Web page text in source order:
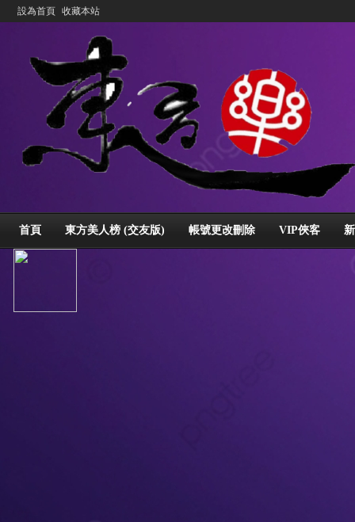
設為首頁 收藏本站
首頁 東方美人榜 (交友版) 帳號更改刪除 VIP俠客